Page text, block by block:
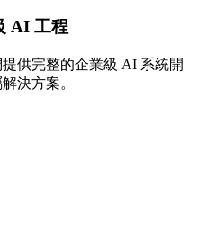
AI 工程
供完整的企業級 AI 系統開
決方案。